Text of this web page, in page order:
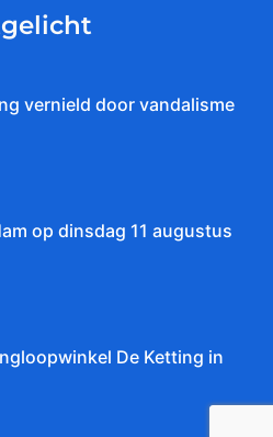
vernield door vandalisme
op dinsdag 11 augustus
De Ketting in